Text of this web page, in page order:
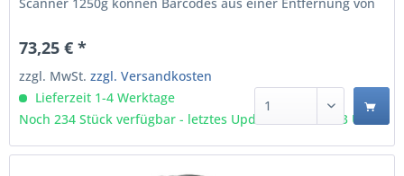
Scanner 1250g können Barcodes aus einer Entfernung von
Einsatz als Freihand-Scanner dient ein leicht...
73,25 € *
zzgl. MwSt.zzgl. Versandkosten
Lieferzeit 1-4 Werktage
Noch 234 Stück verfügbar - letztes Update 06.08 - 3:03 Uhr